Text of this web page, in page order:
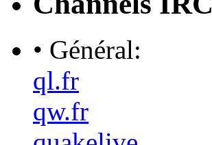
• Général:
ql.fr
qw.fr